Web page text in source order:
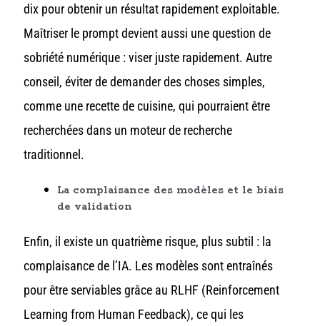
dix pour obtenir un résultat rapidement exploitable.
Maîtriser le prompt devient aussi une question de
sobriété numérique : viser juste rapidement. Autre
conseil, éviter de demander des choses simples,
comme une recette de cuisine, qui pourraient être
recherchées dans un moteur de recherche
traditionnel.
La complaisance des modèles et le biais
de validation
Enfin, il existe un quatrième risque, plus subtil : la
complaisance de l’IA. Les modèles sont entraînés
pour être serviables grâce au RLHF (Reinforcement
Learning from Human Feedback), ce qui les